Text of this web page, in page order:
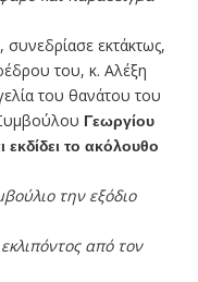
εκτάκτως,
του, κ. Αλέξη
του θανάτου του
Γεωργίου
το ακόλουθο
την εξόδιο
από τον